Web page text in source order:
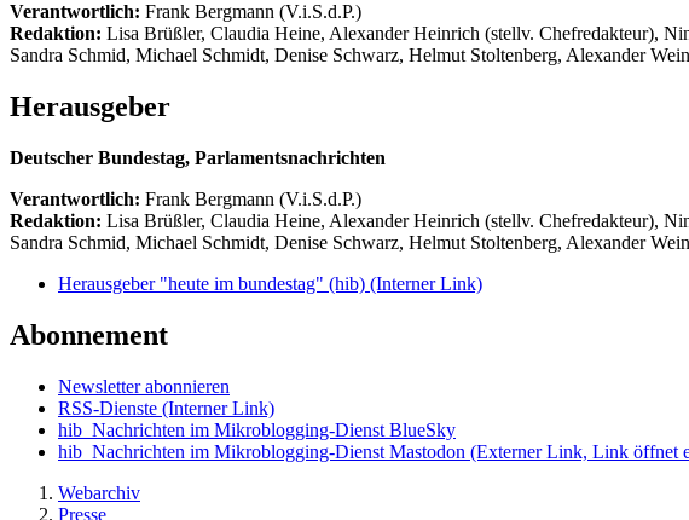
Verantwortlich: Frank Bergmann (V.i.S.d.P.)
Redaktion: Lisa Brüßler, Claudia Heine, Alexander Heinrich (stellv. Chefredakteur),
Sandra Schmid, Michael Schmidt, Denise Schwarz, Helmut Stoltenberg, Alexander
Herausgeber
Deutscher Bundestag, Parlamentsnachrichten
Verantwortlich: Frank Bergmann (V.i.S.d.P.)
Redaktion: Lisa Brüßler, Claudia Heine, Alexander Heinrich (stellv. Chefredakteur),
Sandra Schmid, Michael Schmidt, Denise Schwarz, Helmut Stoltenberg, Alexander
Herausgeber "heute im bundestag" (hib) (Interner Link)
Abonnement
Newsletter abonnieren
RSS-Dienste (Interner Link)
hib_Nachrichten im Mikroblogging-Dienst BlueSky
hib_Nachrichten im Mikroblogging-Dienst Mastodon (Externer Link, Link öffnet
Webarchiv
Presse